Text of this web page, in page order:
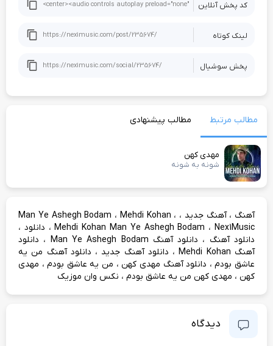
کد پخش آنلاین
لینک کوتاه
پخش سوشيال
مطالب مرتبط مطالب پیشنهادی
مهدی کهن
شونه به شونه
آهنگ ،آهنگ جدید ، Man Ye Ashegh Bodam ، Mehdi Kohan ،
Mehdi Kohan Man Ye Ashegh Bodam ،Nex1Music ، دانلود ،
دانلود آهنگ ، دانلود آهنگ Man Ye Ashegh Bodam ، دانلود
آهنگ Mehdi Kohan
، دانلود آهنگ جدید ، دانلود آهنگ من یه
عاشق بودم، دانلود آهنگ مهدی کهن، من یه عاشق بودم، مهدی
کهن ، مهدی کهن من یه عاشق بودم ، نکس وان موزیک
دیدگاه